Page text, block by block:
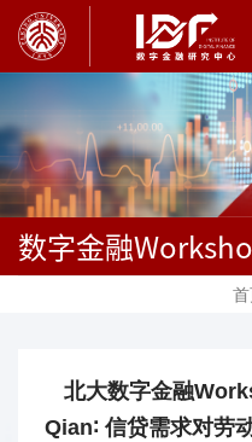
数字金融
北大数字金融
Qian∶ 信贷需求对劳